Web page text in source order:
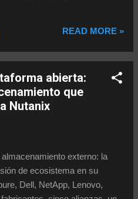
array connectivity...
Planning VM conversion (in-
min (downtime per VM: <5
detected on 12 VMs —
› Ready. Proceed?
y la expansión del
pasó algo más
pero que captó la atención
READ MORE »
abierta:
que
Nutanix
externo: la
de ecosistema en su
Dell, NetApp, Lenovo,